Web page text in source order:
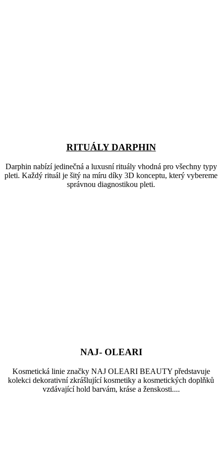
RITUÁLY DARPHIN
Darphin nabízí jedinečná a luxusní rituály vhodná pro všechny typy
pleti. Každý rituál je šitý na míru díky 3D konceptu, který vybereme
správnou diagnostikou pleti.
NAJ- OLEARI
Kosmetická linie značky NAJ OLEARI BEAUTY představuje
kolekci dekorativní zkrášlující kosmetiky a kosmetických doplňků
vzdávající hold barvám, kráse a ženskosti....